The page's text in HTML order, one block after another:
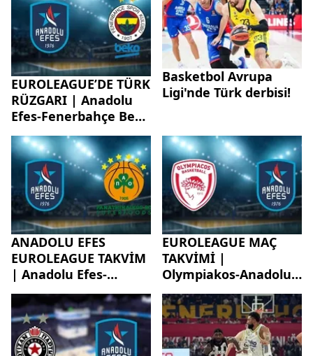
EUROLEAGUE’DE TÜRK
RÜZGARI | Anadolu
Efes-Fenerbahçe Beko
maçı ne zaman, saat
kaçta, hangi kanalda?
Basketbol Avrupa
Ligi'nde Türk derbisi!
ANADOLU EFES
EUROLEAGUE TAKVİM
| Anadolu Efes-
Panathinaikos maçı
ne zaman, hangi
kanalda?
EUROLEAGUE MAÇ
TAKVİMİ |
Olympiakos-Anadolu
Efes maçı ne zaman,
saat kaçta, hangi
kanalda?